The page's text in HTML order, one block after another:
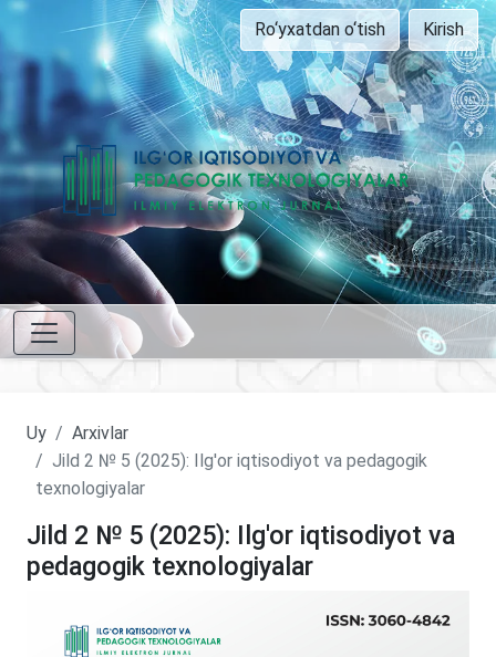
Ro‘yxatdan o‘tish Kirish
Uy
Arxivlar
Jild 2 № 5 (2025): Ilg'or iqtisodiyot va pedagogik
texnologiyalar
Jild 2 № 5 (2025): Ilg'or iqtisodiyot va
pedagogik texnologiyalar